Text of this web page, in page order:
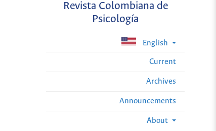
Revista Colombiana de
Psicología
English
Current
Archives
Announcements
About